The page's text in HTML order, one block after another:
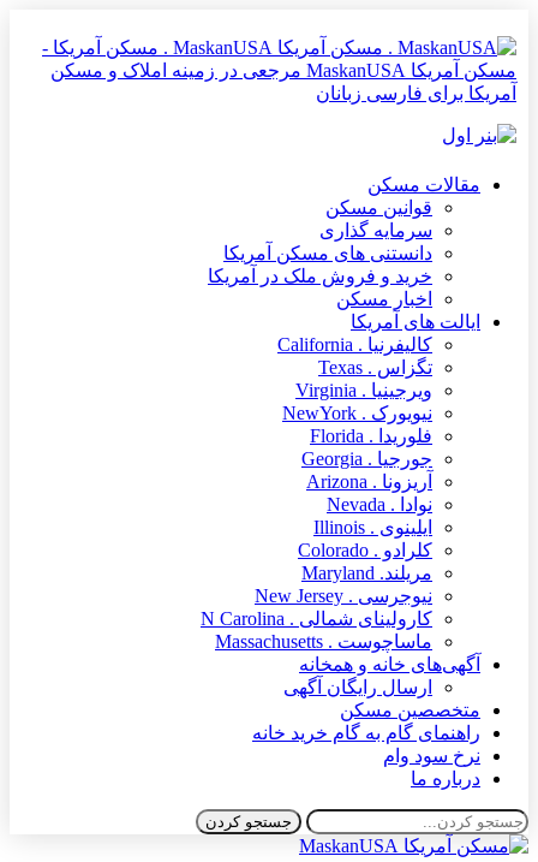
MaskanUSA . مسکن آمریکا -
مسکن آمریکا MaskanUSA مرجعی در زمینه املاک و مسکن
آمریکا برای فارسی زبانان
مقالات مسکن
قوانین مسکن
سرمایه گذاری
دانستنی های مسکن آمریکا
خرید و فروش ملک در آمریکا
اخبار مسکن
ایالت های آمریکا
کالیفرنیا . California
تگزاس . Texas
ویرجینیا . Virginia
نیویورک . NewYork
فلوریدا . Florida
جورجیا . Georgia
آریزونا . Arizona
نوادا . Nevada
ایلینوی . Illinois
کلرادو . Colorado
مریلند. Maryland
نیوجرسی . New Jersey
کارولینای شمالی . N Carolina
ماساچوست . Massachusetts
آگهی‌های خانه و همخانه
ارسال رایگان آگهی
متخصصین مسکن
راهنمای گام به گام خرید خانه
نرخ سود وام
درباره ما